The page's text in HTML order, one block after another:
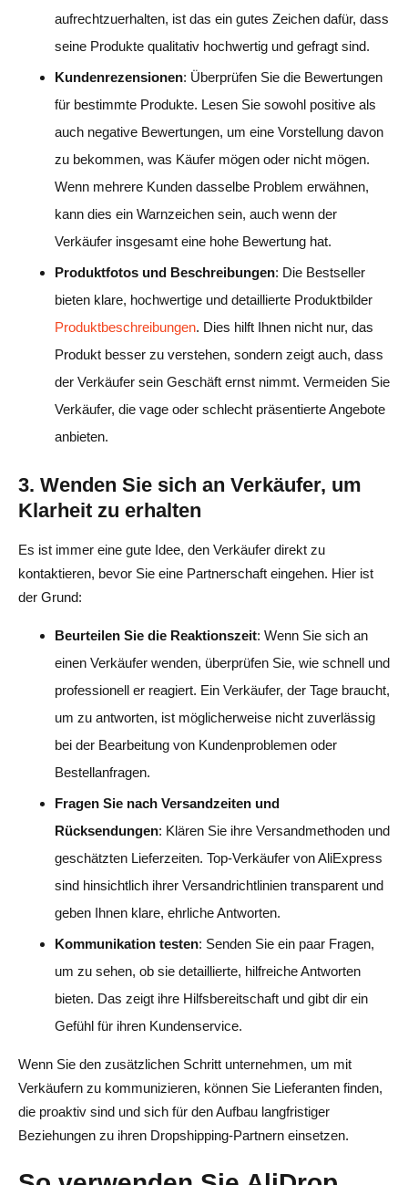
aufrechtzuerhalten, ist das ein gutes Zeichen dafür, dass
seine Produkte qualitativ hochwertig und gefragt sind.
Kundenrezensionen: Überprüfen Sie die Bewertungen
für bestimmte Produkte. Lesen Sie sowohl positive als
auch negative Bewertungen, um eine Vorstellung davon
zu bekommen, was Käufer mögen oder nicht mögen.
Wenn mehrere Kunden dasselbe Problem erwähnen,
kann dies ein Warnzeichen sein, auch wenn der
Verkäufer insgesamt eine hohe Bewertung hat.
Produktfotos und Beschreibungen: Die Bestseller
bieten klare, hochwertige und detaillierte Produktbilder
Produktbeschreibungen. Dies hilft Ihnen nicht nur, das
Produkt besser zu verstehen, sondern zeigt auch, dass
der Verkäufer sein Geschäft ernst nimmt. Vermeiden Sie
Verkäufer, die vage oder schlecht präsentierte Angebote
anbieten.
3. Wenden Sie sich an Verkäufer, um
Klarheit zu erhalten
Es ist immer eine gute Idee, den Verkäufer direkt zu
kontaktieren, bevor Sie eine Partnerschaft eingehen. Hier ist
der Grund:
Beurteilen Sie die Reaktionszeit: Wenn Sie sich an
einen Verkäufer wenden, überprüfen Sie, wie schnell und
professionell er reagiert. Ein Verkäufer, der Tage braucht,
um zu antworten, ist möglicherweise nicht zuverlässig
bei der Bearbeitung von Kundenproblemen oder
Bestellanfragen.
Fragen Sie nach Versandzeiten und
Rücksendungen: Klären Sie ihre Versandmethoden und
geschätzten Lieferzeiten. Top-Verkäufer von AliExpress
sind hinsichtlich ihrer Versandrichtlinien transparent und
geben Ihnen klare, ehrliche Antworten.
Kommunikation testen: Senden Sie ein paar Fragen,
um zu sehen, ob sie detaillierte, hilfreiche Antworten
bieten. Das zeigt ihre Hilfsbereitschaft und gibt dir ein
Gefühl für ihren Kundenservice.
Wenn Sie den zusätzlichen Schritt unternehmen, um mit
Verkäufern zu kommunizieren, können Sie Lieferanten finden,
die proaktiv sind und sich für den Aufbau langfristiger
Beziehungen zu ihren Dropshipping-Partnern einsetzen.